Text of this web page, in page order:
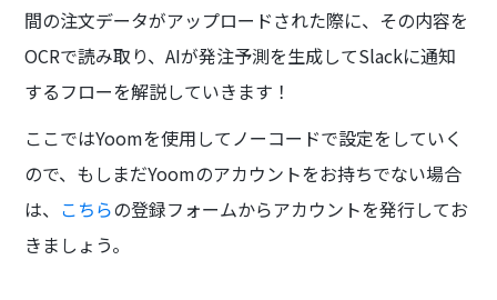
間の注文データがアップロードされた際に、その内容を
OCRで読み取り、AIが発注予測を生成してSlackに通知
するフローを解説していきます！
ここではYoomを使用してノーコードで設定をしていく
ので、もしまだYoomのアカウントをお持ちでない場合
は、 こちらの登録フォームからアカウントを発行してお
きましょう。